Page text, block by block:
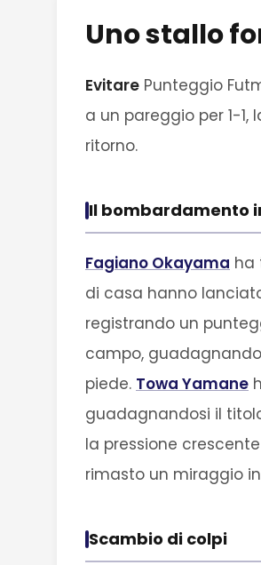
Uno stallo
Evitare Punteggio
a un pareggio per 1-
ritorno.
Il bombardamento
Fagiano Okayama ha
di casa hanno
registrando un
campo,
piede. Towa Yamane
guadagnandosi il
la pressione
rimasto un miraggio
Scambio di colpi